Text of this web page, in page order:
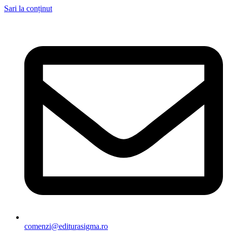
Sari la conținut
comenzi@editurasigma.ro